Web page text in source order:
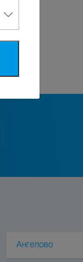
Ангелово